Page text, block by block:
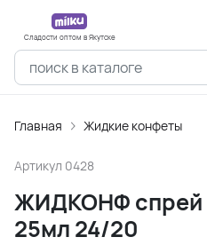
Сладости оптом в Якутске
Главная Жидкие конфеты
Артикул 0428
ЖИДКОНФ
25мл 24/20